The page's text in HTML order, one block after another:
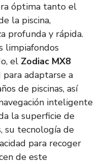
óptima tanto el
la piscina,
profunda y rápida.
limpiafondos
el Zodiac MX8
para adaptarse a
de piscinas, así
inteligente
la superficie de
su tecnología de
para recoger
de este